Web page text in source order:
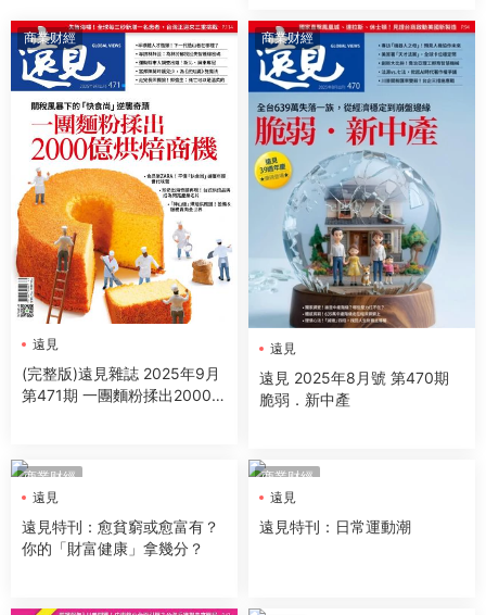
商業财經
遠見
(完整版)遠見雜誌 2025年9月
第471期 一團麵粉揉出2000億
商業财經
遠見
遠見 2025年8月號 第470期
脆弱．新中產
商業财經
遠見
遠見特刊：愈貧窮或愈富有？
你的「財富健康」拿幾分？
商業财經
遠見
遠見特刊：日常運動潮